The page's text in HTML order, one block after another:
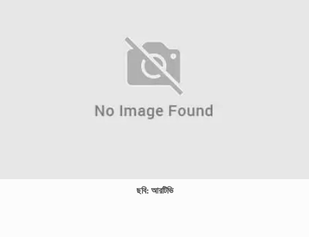
ছবি: আরটিভি